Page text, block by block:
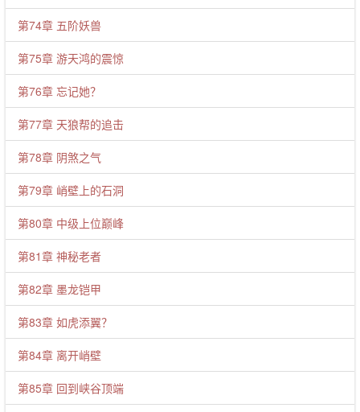
第74章 五阶妖兽
第75章 游天鸿的震惊
第76章 忘记她？
第77章 天狼帮的追击
第78章 阴煞之气
第79章 峭壁上的石洞
第80章 中级上位巅峰
第81章 神秘老者
第82章 墨龙铠甲
第83章 如虎添翼？
第84章 离开峭壁
第85章 回到峡谷顶端